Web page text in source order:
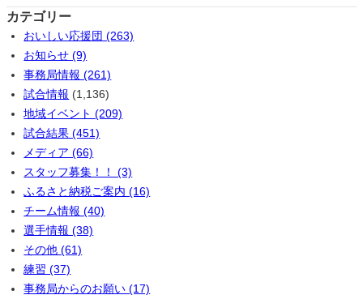
カテゴリー
おいしい応援団 (263)
お知らせ (9)
事務局情報 (261)
試合情報 (1,136)
地域イベント (209)
試合結果 (451)
メディア (66)
スタッフ募集！！ (3)
ふるさと納税ご案内 (16)
チーム情報 (40)
選手情報 (38)
その他 (61)
練習 (37)
事務局からのお願い (17)